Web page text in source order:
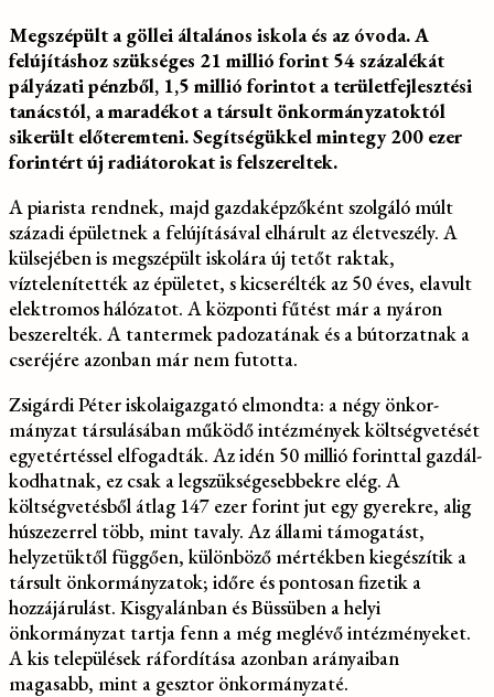
Megszépült a göllei általá­nos iskola és az óvoda. A
felújításhoz szükséges 21 millió forint 54 százalékát
pályázati pénzből, 1,5 millió forintot a területfejlesztési
tanácstól, a maradékot a társult önkormányzatoktól
sikerült előteremteni. Segítségükkel mintegy 200 ezer
forintért új radiátorokat is felszereltek.
A piarista rendnek, majd gaz­daképzőként szolgáló múlt
szá­zadi épületnek a felújításával elhárult az életveszély. A
külse­jében is megszépült iskolára új tetőt raktak,
víztelenítették az épületet, s kicserélték az 50 éves, elavult
elektromos háló­zatot. A központi fűtést már a nyáron
beszerelték. A tanter­mek padozatának és a bútor­zatnak a
cseréjére azonban már nem futotta.
Zsigárdi Péter iskolaigazga­tó elmondta: a négy önkor­
mányzat társulásában műkö­dő intézmények költségvetését
egyetértéssel elfogadták. Az idén 50 millió forinttal gazdál­
kodhatnak, ez csak a legszük­ségesebbekre elég. A
költségvetésből átlag 147 ezer forint jut egy gyerekre, alig
húsz­ezerrel több, mint tavaly. Az állami támogatást,
helyzetük­től függően, különböző mér­tékben kiegészítik a
társult önkormányzatok; időre és ponto­san fizetik a
hozzájárulást. Kisgyalánban és Büssüben a helyi
önkormányzat tartja fenn a még meglévő intézmé­nyeket.
A kis települések ráfor­dítása azonban arányaiban
magasabb, mint a gesztor önkormányzaté.